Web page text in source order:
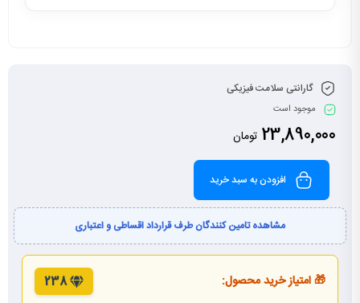
گارانتی سلامت فیزیکی
موجود است
23,890,000 تومان
افزودن به سبد خرید
مشاهده تامین کنندگان طرف قرارداد اقساطی و اعتباری
🎁 امتیاز خرید محصول: 238